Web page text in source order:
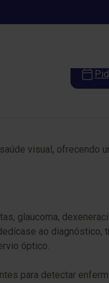
visual, ofrecendo
glaucoma,
ao
óptico.
para detectar